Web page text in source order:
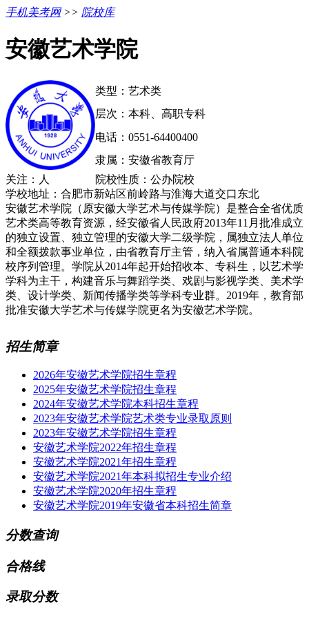
手机美考网>> 院校库
安徽艺术学院
类型：艺术类
层次：本科、高职专科
电话：0551-64400400
隶属：安徽省教育厅
关注： 人
院校性质：公办院校
学校地址：合肥市新站区前岭路与淮海大道交口东北
安徽艺术学院（原安徽大学艺术与传媒学院）是整合全省优质
艺术类高等教育资源，经安徽省人民政府2013年11月批准成立
的独立设置、独立管理的安徽大学二级学院，属独立法人单位
和全额拨款事业单位，由省教育厅主管，纳入省属普通本科院
校序列管理。学院从2014年起开始招收本、专科生，以艺术学
学科为主干，构建音乐与舞蹈学类、戏剧与影视学类、美术学
类、设计学类、新闻传播学类等学科专业群。2019年，教育部
批准安徽大学艺术与传媒学院更名为安徽艺术学院。
招生简章
2026年安徽艺术学院招生章程
2025年安徽艺术学院招生章程
2024年安徽艺术学院本科招生章程
2023年安徽艺术学院艺术类专业录取原则
2023年安徽艺术学院招生章程
安徽艺术学院2022年招生章程
安徽艺术学院2021年招生章程
安徽艺术学院2021年本科拟招生专业介绍
安徽艺术学院2020年招生章程
安徽艺术学院2019年安徽省本科招生简章
分数查询
合格线
录取分数